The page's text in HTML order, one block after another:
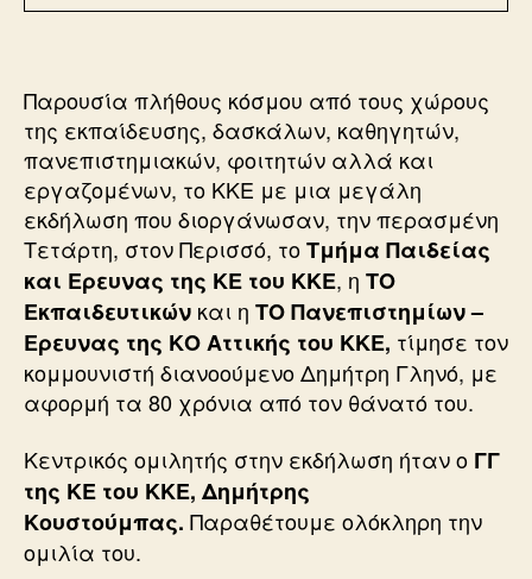
Παρουσία πλήθους κόσμου από τους χώρους
της εκπαίδευσης, δασκάλων, καθηγητών,
πανεπιστημιακών, φοιτητών αλλά και
εργαζομένων, το ΚΚΕ με μια μεγάλη
εκδήλωση που διοργάνωσαν, την περασμένη
Τετάρτη, στον Περισσό, τοΤμήμα Παιδείας
και Ερευνας της ΚΕ του ΚΚΕ, η ΤΟ
Εκπαιδευτικών και η ΤΟ Πανεπιστημίων –
Ερευνας της ΚΟ Αττικής του ΚΚΕ, τίμησε τον
κομμουνιστή διανοούμενο Δημήτρη Γληνό, με
αφορμή τα 80 χρόνια από τον θάνατό του.
Κεντρικός ομιλητής στην εκδήλωση ήταν ο ΓΓ
της ΚΕ του ΚΚΕ, Δημήτρης
Κουστούμπας. Παραθέτουμε ολόκληρη την
ομιλία του.